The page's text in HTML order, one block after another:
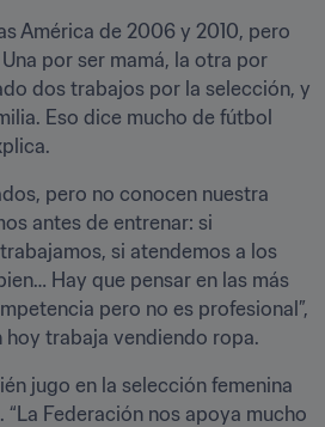
América de 2006 y 2010, pero
por ser mamá, la otra por
dos trabajos por la selección, y
Eso dice mucho de fútbol
pero no conocen nuestra
antes de entrenar: si
si atendemos a los
Hay que pensar en las más
pero no es profesional”,
hoy trabaja vendiendo ropa.
jugo en la selección femenina
Federación nos apoya mucho